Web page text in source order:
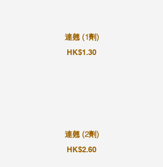
連翹 (1劑)
HK$1.30
連翹 (2劑)
HK$2.60